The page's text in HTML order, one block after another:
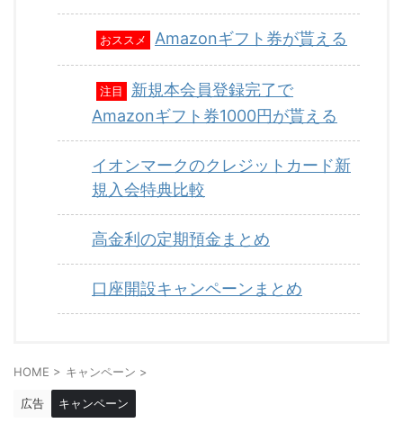
おススメ Amazonギフト券が貰える
注目
新規本会員登録完了で
Amazonギフト券1000円が貰える
イオンマークのクレジットカード新
規入会特典比較
高金利の定期預金まとめ
口座開設キャンペーンまとめ
HOME > キャンペーン >
広告 キャンペーン